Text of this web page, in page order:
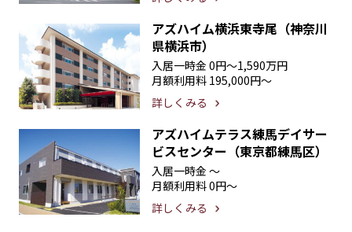
アズハイム横浜東寺尾（神奈川
県横浜市）
入居一時金 0円〜1,590万円
月額利用料 195,000円〜
詳しくみる
アズハイムテラス練馬デイサー
ビスセンター（東京都練馬区）
入居一時金 〜
月額利用料0円〜
詳しくみる